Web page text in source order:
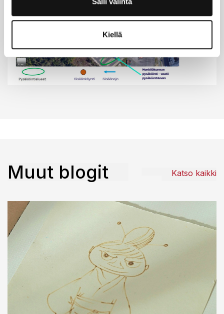
Kiellä
Muut blogit Katso kaikki